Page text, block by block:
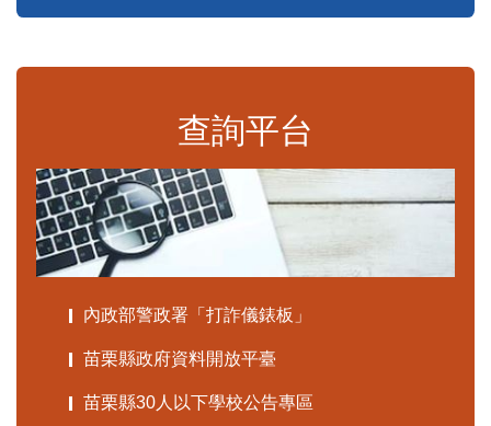
查詢平台
內政部警政署「打詐儀錶板」
苗栗縣政府資料開放平臺
苗栗縣30人以下學校公告專區